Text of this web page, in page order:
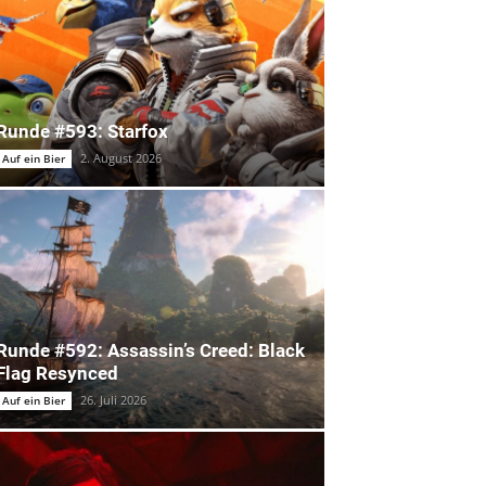
#593: Starfox
Auf ein Bier 2. August 2026
#592: Assassin’s Creed: Black
Resynced
Auf ein Bier 26. Juli 2026